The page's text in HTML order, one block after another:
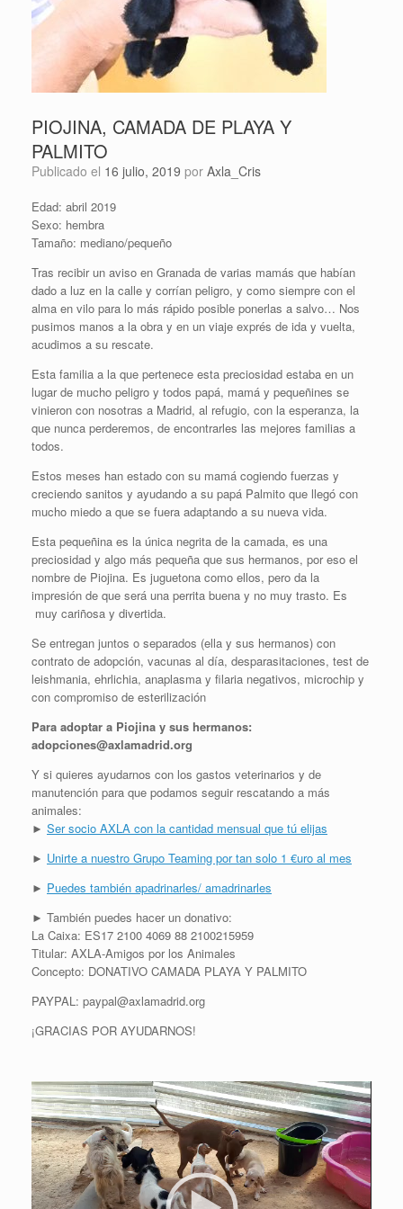
PIOJINA, CAMADA DE PLAYA Y
PALMITO
Publicado el 16 julio, 2019 por Axla_Cris
Edad: abril 2019
Sexo: hembra
Tamaño: mediano/pequeño
Tras recibir un aviso en Granada de varias mamás que habían
dado a luz en la calle y corrían peligro, y como siempre con el
alma en vilo para lo más rápido posible ponerlas a salvo… Nos
pusimos manos a la obra y en un viaje exprés de ida y vuelta,
acudimos a su rescate.
Esta familia a la que pertenece esta preciosidad estaba en un
lugar de mucho peligro y todos papá, mamá y pequeñines se
vinieron con nosotras a Madrid, al refugio, con la esperanza, la
que nunca perderemos, de encontrarles las mejores familias a
todos.
Estos meses han estado con su mamá cogiendo fuerzas y
creciendo sanitos y ayudando a su papá Palmito que llegó con
mucho miedo a que se fuera adaptando a su nueva vida.
Esta pequeñina es la única negrita de la camada, es una
preciosidad y algo más pequeña que sus hermanos, por eso el
nombre de Piojina. Es juguetona como ellos, pero da la
impresión de que será una perrita buena y no muy trasto. Es
muy cariñosa y divertida.
Se entregan juntos o separados (ella y sus hermanos) con
contrato de adopción, vacunas al día, desparasitaciones, test de
leishmania, ehrlichia, anaplasma y filaria negativos, microchip y
con compromiso de esterilización
Para adoptar a Piojina y sus hermanos:
adopciones@axlamadrid.org
Y si quieres ayudarnos con los gastos veterinarios y de
manutención para que podamos seguir rescatando a más
animales:
► Ser socio AXLA con la cantidad mensual que tú elijas
► Unirte a nuestro Grupo Teaming por tan solo 1 €uro al mes
► Puedes también apadrinarles/ amadrinarles
► También puedes hacer un donativo:
La Caixa: ES17 2100 4069 88 2100215959
Titular: AXLA-Amigos por los Animales
Concepto: DONATIVO CAMADA PLAYA Y PALMITO
PAYPAL: paypal@axlamadrid.org
¡GRACIAS POR AYUDARNOS!
R
e
p
r
o
d
u